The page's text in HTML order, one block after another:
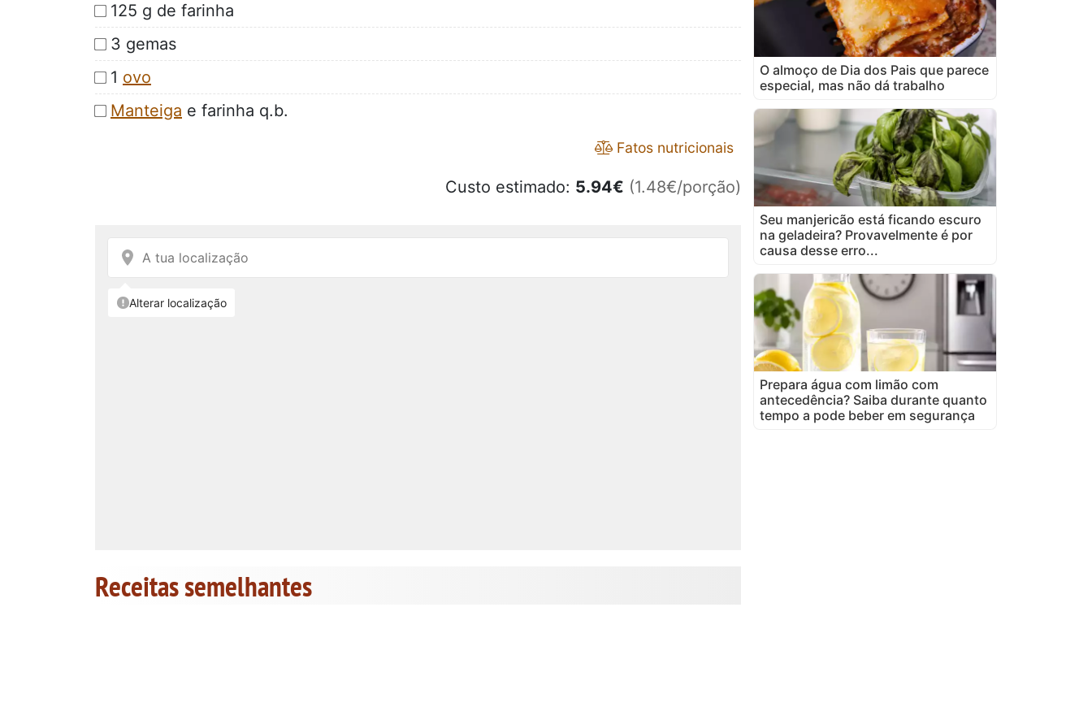
125 g de farinha
3 gemas
1 ovo
Manteiga e farinha q.b.
Fatos nutricionais
Custo estimado: 5.94€ (1.48€/porção)
Receitas semelhantes
O almoço de Dia dos Pais que parece
especial, mas não dá trabalho
Seu manjericão está ficando escuro
na geladeira? Provavelmente é por
causa desse erro...
Prepara água com limão com
antecedência? Saiba durante quanto
tempo a pode beber em segurança